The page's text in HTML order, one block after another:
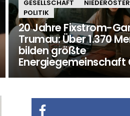
GESELLSCHAFT
POLITIK
20 Jahre Fixstrom-
Trumau: Über 1.370
bilden größte
Energiegemeinschaft